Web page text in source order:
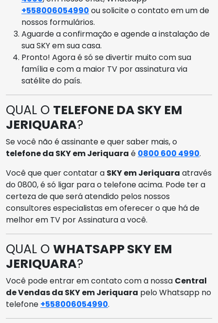
+558006054990 ou solicite o contato em um de
nossos formulários.
Aguarde a confirmação e agende a instalação de
sua SKY em sua casa.
Pronto! Agora é só se divertir muito com sua
família e com a maior TV por assinatura via
satélite do país.
QUAL O TELEFONE DA SKY EM
JERIQUARA?
Se você não é assinante e quer saber mais, o
telefone da SKY em Jeriquara é 0800 600 4990.
Você que quer contatar a SKY em Jeriquara através
do 0800, é só ligar para o telefone acima. Pode ter a
certeza de que será atendido pelos nossos
consultores especialistas em oferecer o que há de
melhor em TV por Assinatura a você.
QUAL O WHATSAPP SKY EM
JERIQUARA?
Você pode entrar em contato com a nossa Central
de Vendas da SKY em Jeriquara pelo Whatsapp no
telefone +558006054990.